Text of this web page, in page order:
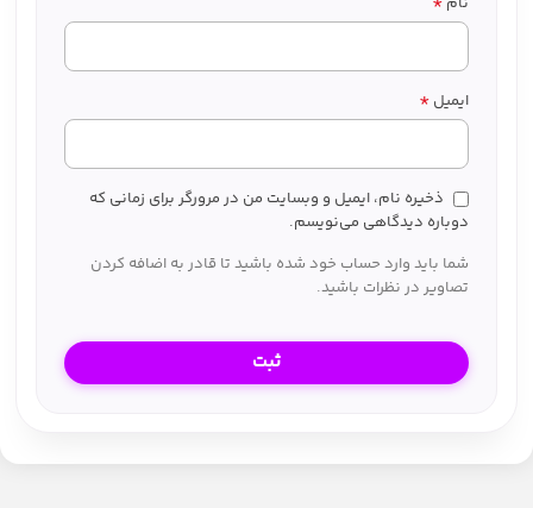
ایمیل *
ذخیره نام، ایمیل و وبسایت من در مرورگر برای زمانی که
دوباره دیدگاهی می‌نویسم.
شما باید وارد حساب خود شده باشید تا قادر به اضافه کردن
تصاویر در نظرات باشید.